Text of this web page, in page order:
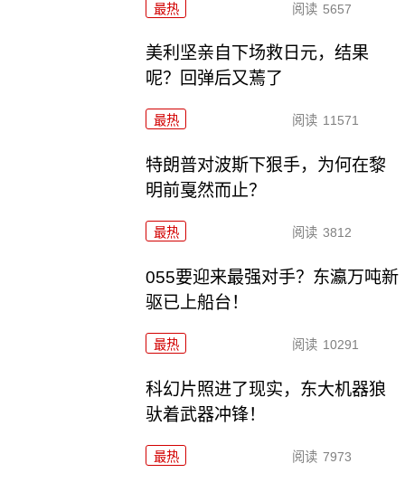
最热 阅读 5657
美利坚亲自下场救日元，结果
呢？回弹后又蔫了
最热 阅读 11571
特朗普对波斯下狠手，为何在黎
明前戛然而止？
最热 阅读 3812
055要迎来最强对手？东瀛万吨新
驱已上船台！
最热 阅读 10291
科幻片照进了现实，东大机器狼
驮着武器冲锋！
最热 阅读 7973